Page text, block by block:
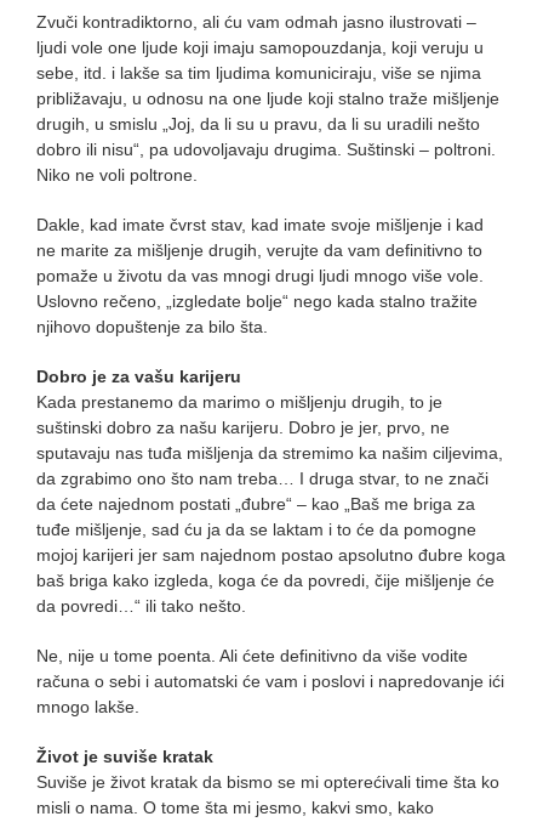
Zvuči kontradiktorno, ali ću vam odmah jasno ilustrovati –
ljudi vole one ljude koji imaju samopouzdanja, koji veruju u
sebe, itd. i lakše sa tim ljudima komuniciraju, više se njima
približavaju, u odnosu na one ljude koji stalno traže mišljenje
drugih, u smislu „Joj, da li su u pravu, da li su uradili nešto
dobro ili nisu“, pa udovoljavaju drugima. Suštinski – poltroni.
Niko ne voli poltrone.
Dakle, kad imate čvrst stav, kad imate svoje mišljenje i kad
ne marite za mišljenje drugih, verujte da vam definitivno to
pomaže u životu da vas mnogi drugi ljudi mnogo više vole.
Uslovno rečeno, „izgledate bolje“ nego kada stalno tražite
njihovo dopuštenje za bilo šta.
Dobro je za vašu karijeru
Kada prestanemo da marimo o mišljenju drugih, to je
suštinski dobro za našu karijeru. Dobro je jer, prvo, ne
sputavaju nas tuđa mišljenja da stremimo ka našim ciljevima,
da zgrabimo ono što nam treba… I druga stvar, to ne znači
da ćete najednom postati „đubre“ – kao „Baš me briga za
tuđe mišljenje, sad ću ja da se laktam i to će da pomogne
mojoj karijeri jer sam najednom postao apsolutno đubre koga
baš briga kako izgleda, koga će da povredi, čije mišljenje će
da povredi…“ ili tako nešto.
Ne, nije u tome poenta. Ali ćete definitivno da više vodite
računa o sebi i automatski će vam i poslovi i napredovanje ići
mnogo lakše.
Život je suviše kratak
Suviše je život kratak da bismo se mi opterećivali time šta ko
misli o nama. O tome šta mi jesmo, kakvi smo, kako